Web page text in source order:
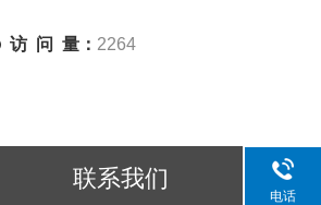
访 问 量： 2264
联系我们
电话